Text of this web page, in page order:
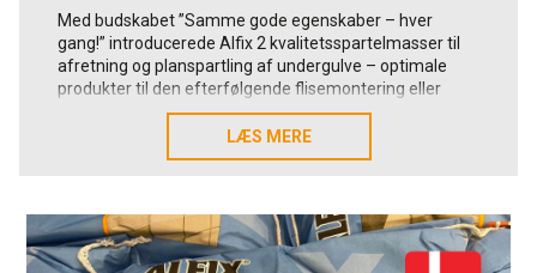
Med budskabet ”Samme gode egenskaber – hver
gang!” introducerede Alfix 2 kvalitetsspartelmasser til
afretning og planspartling af undergulve – optimale
produkter til den efterfølgende flisemontering eller
afslutning med anden topbelægning.
Udviklingschef Frank Pingel fortæller her om
årtusinde primært bestod af vandtætningsmembraner,
fliseklæbere og fugemasse:
LÆS MERE
LÆS MERE